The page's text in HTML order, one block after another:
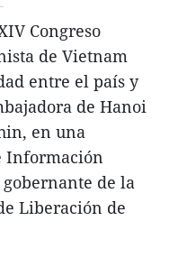
Congreso
de Vietnam
entre el país y
de Hanoi
en una
Información
de la
Liberación de